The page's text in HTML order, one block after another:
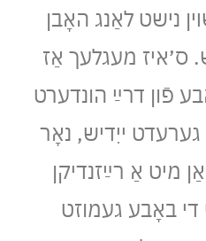
נישט לאַנג האָבן
ס׳איז מעגלעך אַז
פֿון דרײַ הונדערט
ייִדיש, נאָר
מיט אַ רײַזנדיקן
באָבע געמוזט